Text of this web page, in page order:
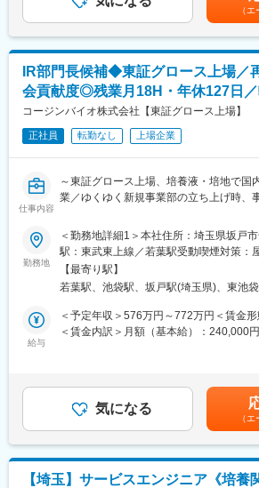
は高く、今後も安定的な受注を見込むこ
変更の範囲：会社の定める業務
開発部門は現在10名が在籍しており、機
■研修体制とその後のキャリアについて
入社～１年目：当社製品の構造や機能な
きます。当社は設計～製造まで一気通貫
計だけでなく製造工程も学んでいただき
ッチアップいただきます。
～２年目：先輩社員の補助につきながら
設計などから業務を行っていただき、徐
す。
～３年目：部品の少ない装置を１人で開
その後は大型装置の開発PJTの一員とし
※ご経験に応じて進み具合は変わります
す。
■当社の製品について
を開発・製造しています。
医療機関や検査センター、製薬メーカー
■同社の強み：
・仕様検討～機械設計、電気設計、加工
でサポートしているため、既製品にとら
合わせた質の高い提案ができることが同
可能性があります。月給(月額)は固定手（
IR部門長候補◆東証グロース上場／
会貢献度◎残業月18H・年休127日／
コージンバイオ株式会社【東証グロース上場】
正社員 転勤なし 上場企業
仕事内容
～東証グロース上場、培養液・培地で国
業／ゆくゆく新規事業部の立ち上げ時、
【業務概要】
広報IR部門長候補として、株式事務（株
の作成)、IR広報、持株会運営などに携わ
【業務詳細】
・IR／PR活動
・決算短信
・有価証券報告書作成
・決算説明会の運営
・報道機関対応
勤務地
＜勤務地詳細1＞本社住所：埼玉県坂戸
駅：東武東上線／若葉駅受動喫煙対策：
細2＞東京オフィス住所：東京都豊島区
メトロポリタンプラザビル１１階勤務地
【最寄り駅】
若葉駅、池袋駅、坂戸駅(埼玉県)、東池
給与
＜予定年収＞576万円～772万円＜賃金
＜賃金内訳＞月額（基本給）：240,000
含む）＜昇給有無＞有＜残業手当＞有＜
当内訳：・技能手当 30,000円～
～60,000円■昇給年1回（4月）■賞与年2
あくまでも目安の金額であり、選考を通
ります。月給(月額)は固定手当を含めた
気になる
（
【埼玉】サービスエンジニア《培養